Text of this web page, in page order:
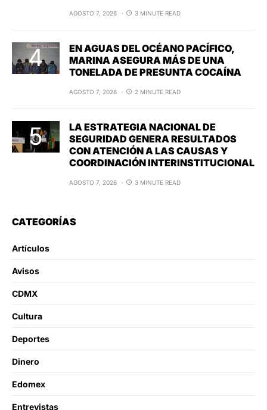
AGOSTO 7, 2026 3 MINUTE READ
EN AGUAS DEL OCÉANO PACÍFICO,
MARINA ASEGURA MÁS DE UNA
TONELADA DE PRESUNTA COCAÍNA
AGOSTO 7, 2026 2 MINUTE READ
LA ESTRATEGIA NACIONAL DE
SEGURIDAD GENERA RESULTADOS
CON ATENCIÓN A LAS CAUSAS Y
COORDINACIÓN INTERINSTITUCIONAL
AGOSTO 7, 2026 3 MINUTE READ
CATEGORÍAS
Artículos
Avisos
CDMX
Cultura
Deportes
Dinero
Edomex
Entrevistas